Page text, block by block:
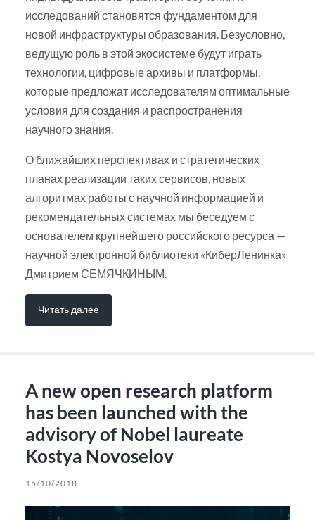
исследований становятся фундаментом для
новой инфраструктуры образования. Безусловно,
ведущую роль в этой экосистеме будут играть
технологии, цифровые архивы и платформы,
которые предложат исследователям оптимальные
условия для создания и распространения
научного знания.
О ближайших перспективах и стратегических
планах реализации таких сервисов, новых
алгоритмах работы с научной информацией и
рекомендательных системах мы беседуем с
основателем крупнейшего российского ресурса —
научной электронной библиотеки «КиберЛенинка»
Дмитрием СЕМЯЧКИНЫМ.
Читать далее
A new open research platform
has been launched with the
advisory of Nobel laureate
Kostya Novoselov
15/10/2018